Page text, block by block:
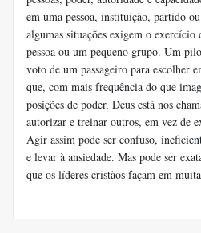
em uma pessoa, instituição, partido
algumas situações exigem o
pessoa ou um pequeno grupo. Um
voto de um passageiro para escolher
que, com mais frequência do que
posições de poder, Deus está nos
autorizar e treinar outros, em vez de
Agir assim pode ser confuso,
e levar à ansiedade. Mas pode ser
que os líderes cristãos façam em